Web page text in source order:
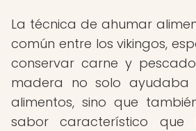
La técnica de ahumar
común entre los vikingos,
conservar carne y
madera no solo ayudaba
alimentos, sino que
sabor característico